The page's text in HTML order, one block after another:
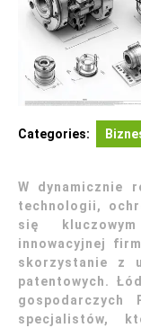
Categories:
W dynamicznie
technologii,
się
innowacyjnej
skorzystanie z
patentowych.
gospodarczych
specjalistów,